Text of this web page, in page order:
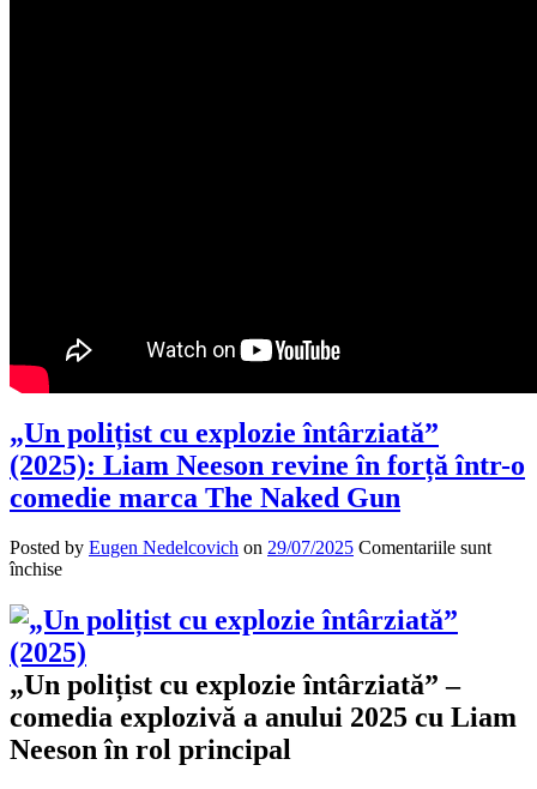
„Un polițist cu explozie întârziată”
(2025): Liam Neeson revine în forță într-o
comedie marca The Naked Gun
Posted by Eugen Nedelcovich on 29/07/2025 Comentariile sunt
închisepentru
polițist
cu
explozie
întârziată”
(2025):
Liam
Neeson
revine
„Un polițist cu explozie întârziată” –
comedia explozivă a anului 2025 cu Liam
Neeson în rol principal